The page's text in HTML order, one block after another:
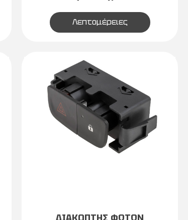
Λεπτομέρειες